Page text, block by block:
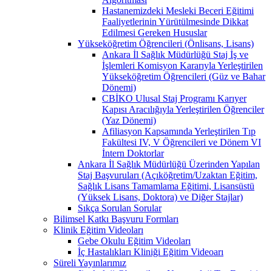
Hastanemizdeki Mesleki Beceri Eğitimi
Faaliyetlerinin Yürütülmesinde Dikkat
Edilmesi Gereken Hususlar
Yükseköğretim Öğrencileri (Önlisans, Lisans)
Ankara İl Sağlık Müdürlüğü Staj İş ve
İşlemleri Komisyon Kararıyla Yerleştirilen
Yükseköğretim Öğrencileri (Güz ve Bahar
Dönemi)
CBİKO Ulusal Staj Programı Karıyer
Kapısı Aracılığıyla Yerleştirilen Öğrenciler
(Yaz Dönemi)
Afiliasyon Kapsamında Yerleştirilen Tıp
Fakültesi IV, V Öğrencileri ve Dönem VI
İntern Doktorlar
Ankara İl Sağlık Müdürlüğü Üzerinden Yapılan
Staj Başvuruları (Açıköğretim/Uzaktan Eğitim,
Sağlık Lisans Tamamlama Eğitimi, Lisansüstü
(Yüksek Lisans, Doktora) ve Diğer Stajlar)
Sıkça Sorulan Sorular
Bilimsel Katkı Başvuru Formları
Klinik Eğitim Videoları
Gebe Okulu Eğitim Videoları
İç Hastalıkları Kliniği Eğitim Videoarı
Süreli Yayınlarımız